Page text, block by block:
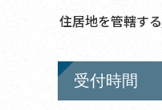
住居地を管轄する
受付時間